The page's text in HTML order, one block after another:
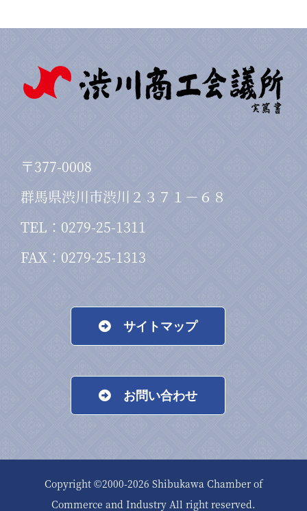
〒377-0008
群馬県渋川市渋川２３７１－６８
TEL：0279-25-1311
FAX：0279-25-1313
サイトマップ
お問い合わせ
Copyright ©2000-2026 Shibukawa Chamber of
Commerce and Industry All right reserved.